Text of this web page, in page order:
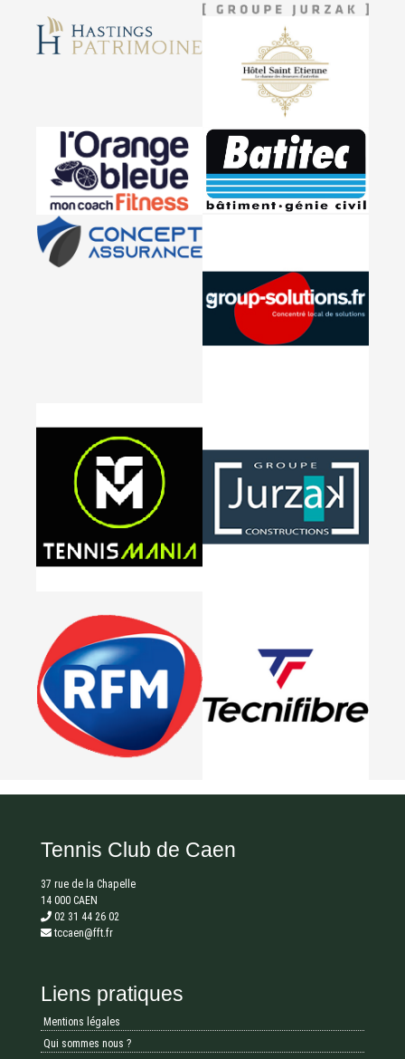
Tennis Club de Caen
37 rue de la Chapelle
14 000 CAEN
02 31 44 26 02
tccaen@fft.fr
Liens pratiques
Mentions légales
Qui sommes nous ?